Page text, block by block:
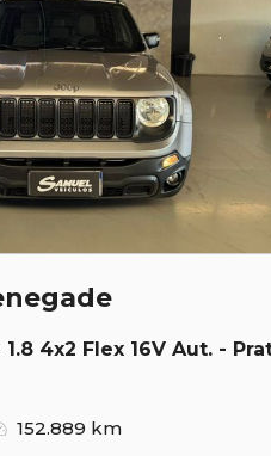
4x2 Flex 16V Aut. -
152.889 km